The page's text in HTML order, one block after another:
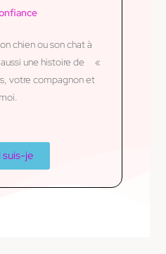
chien ou son chat à
aussi une histoire de «
votre compagnon et
moi.
suis-je